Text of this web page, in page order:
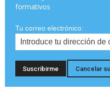
formativos
Tu correo electrónico: